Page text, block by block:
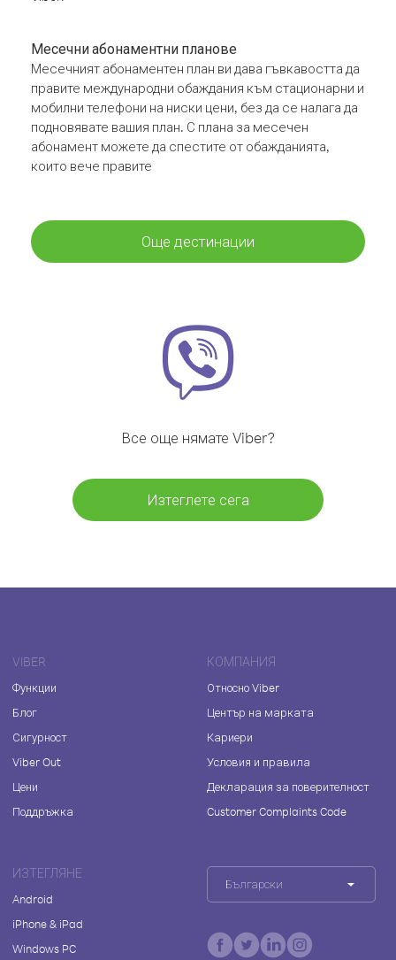
Месечни абонаментни планове
Месечният абонаментен план ви дава гъвкавостта да
правите международни обаждания към стационарни и
мобилни телефони на ниски цени, без да се налага да
подновявате вашия план. С плана за месечен
абонамент можете да спестите от обажданията,
които вече правите
Още дестинации
Все още нямате Viber?
Изтеглете сега
VIBER
Функции
Блог
Сигурност
Viber Out
Цени
Поддръжка
КОМПАНИЯ
Относно Viber
Център на марката
Кариери
Условия и правила
Декларация за поверителност
Customer Complaints Code
ИЗТЕГЛЯНЕ
Android
iPhone & iPad
Windows PC
Български